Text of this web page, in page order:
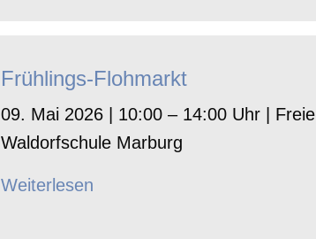
Frühlings-Flohmarkt
09. Mai 2026 | 10:00 – 14:00 Uhr | Freie
Waldorfschule Marburg
Weiterlesen